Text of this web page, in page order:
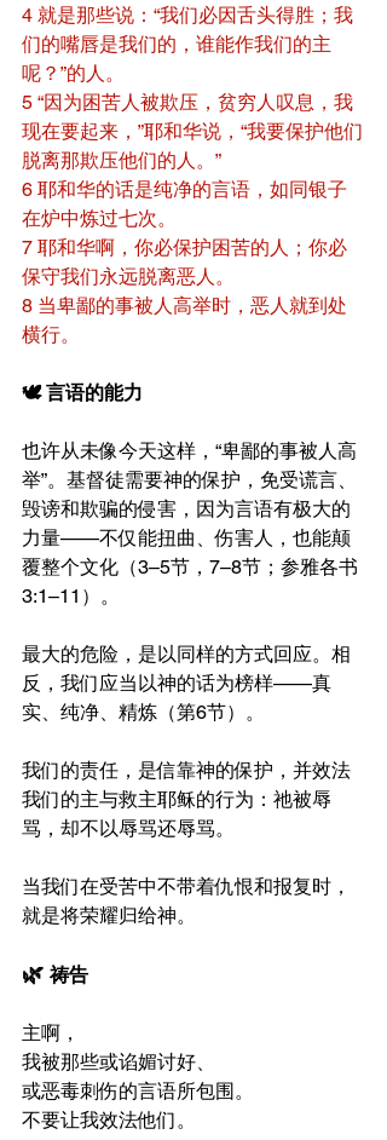
4 就是那些说：“我们必因舌头得胜；我
们的嘴唇是我们的，谁能作我们的主
呢？”的人。
5 “因为困苦人被欺压，贫穷人叹息，我
现在要起来，”耶和华说，“我要保护他们
脱离那欺压他们的人。”
6 耶和华的话是纯净的言语，如同银子
在炉中炼过七次。
7 耶和华啊，你必保护困苦的人；你必
保守我们永远脱离恶人。
8 当卑鄙的事被人高举时，恶人就到处
横行。
🕊️ 言语的能力
也许从未像今天这样，“卑鄙的事被人高
举”。基督徒需要神的保护，免受谎言、
毁谤和欺骗的侵害，因为言语有极大的
力量——不仅能扭曲、伤害人，也能颠
覆整个文化（3–5节，7–8节；参雅各书
3:1–11）。
最大的危险，是以同样的方式回应。相
反，我们应当以神的话为榜样——真
实、纯净、精炼（第6节）。
我们的责任，是信靠神的保护，并效法
我们的主与救主耶稣的行为：祂被辱
骂，却不以辱骂还辱骂。
当我们在受苦中不带着仇恨和报复时，
就是将荣耀归给神。
🌿 祷告
主啊，
我被那些或谄媚讨好、
或恶毒刺伤的言语所包围。
不要让我效法他们。